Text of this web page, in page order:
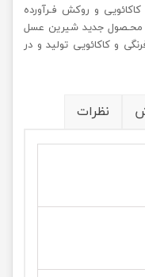
و روکش فـرآورده
محـصول جدید شیرین عسل
و کاکائویی تولید و در
نظرات